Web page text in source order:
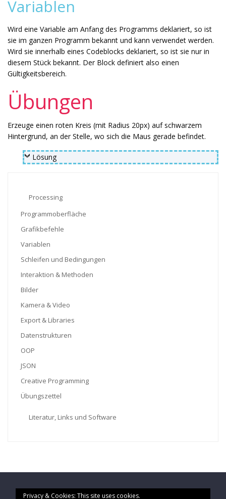
Variablen
Wird eine Variable am Anfang des Programms deklariert, so ist
sie im ganzen Programm bekannt und kann verwendet werden.
Wird sie innerhalb eines Codeblocks deklariert, so ist sie nur in
diesem Stück bekannt. Der Block definiert also einen
Gültigkeitsbereich.
Übungen
Erzeuge einen roten Kreis (mit Radius 20px) auf schwarzem
Hintergrund, an der Stelle, wo sich die Maus gerade befindet.
Lösung
Processing
Programmoberfläche
Grafikbefehle
Variablen
Schleifen und Bedingungen
Interaktion & Methoden
Bilder
Kamera & Video
Export & Libraries
Datenstrukturen
OOP
JSON
Creative Programming
Übungszettel
Literatur, Links und Software
Privacy & Cookies: This site uses cookies.